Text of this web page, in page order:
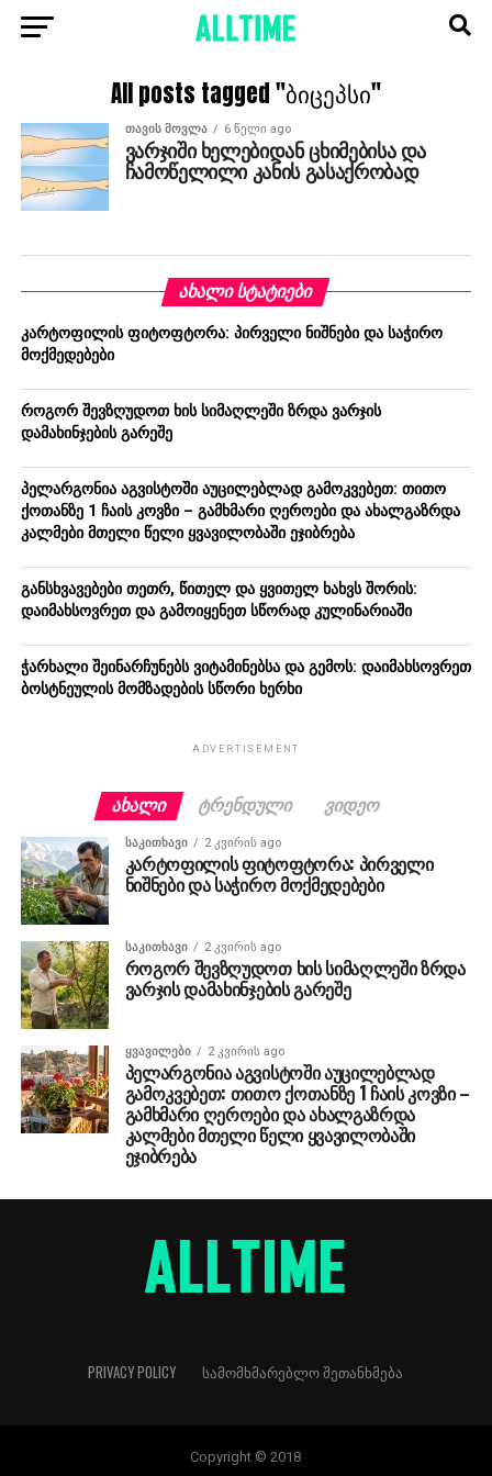
All posts tagged "ბიცეპსი"
ᲗᲐᲕᲘᲡ ᲛᲝᲕᲚᲐ 6 წელი ago
ვარჯიში ხელებიდან ცხიმებისა და
ჩამოწელილი კანის გასაქრობად
ᲐᲮᲐᲚᲘ ᲡᲢᲐᲢᲘᲔᲑᲘ
კარტოფილის ფიტოფტორა: პირველი ნიშნები და საჭირო
მოქმედებები
როგორ შევზღუდოთ ხის სიმაღლეში ზრდა ვარჯის
დამახინჯების გარეშე
პელარგონია აგვისტოში აუცილებლად გამოკვებეთ: თითო
ქოთანზე 1 ჩაის კოვზი – გამხმარი ღეროები და ახალგაზრდა
კალმები მთელი წელი ყვავილობაში ეჯიბრება
განსხვავებები თეთრ, წითელ და ყვითელ ხახვს შორის:
დაიმახსოვრეთ და გამოიყენეთ სწორად კულინარიაში
ჭარხალი შეინარჩუნებს ვიტამინებსა და გემოს: დაიმახსოვრეთ
ბოსტნეულის მომზადების სწორი ხერხი
ADVERTISEMENT
ᲐᲮᲐᲚᲘ ᲢᲠᲔᲜᲓᲣᲚᲘ ᲕᲘᲓᲔᲝ
ᲡᲐᲙᲘᲗᲮᲐᲕᲘ 2 კვირის ago
კარტოფილის ფიტოფტორა: პირველი
ნიშნები და საჭირო მოქმედებები
ᲡᲐᲙᲘᲗᲮᲐᲕᲘ 2 კვირის ago
როგორ შევზღუდოთ ხის სიმაღლეში ზრდა
ვარჯის დამახინჯების გარეშე
ᲧᲕᲐᲕᲘᲚᲔᲑᲘ 2 კვირის ago
პელარგონია აგვისტოში აუცილებლად
გამოკვებეთ: თითო ქოთანზე 1 ჩაის კოვზი –
გამხმარი ღეროები და ახალგაზრდა
კალმები მთელი წელი ყვავილობაში
ეჯიბრება
PRIVACY POLICY ᲡᲐᲛᲝᲛᲮᲛᲐᲠᲔᲑᲚᲝ ᲨᲔᲗᲐᲜᲮᲛᲔᲑᲐ
Copyright © 2018